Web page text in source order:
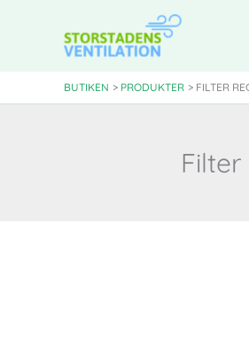
BUTIKEN PRODUKTER FILTER
Filter